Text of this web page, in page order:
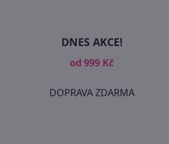
DNES AKCE!
od 999 Kč
DOPRAVA ZDARMA